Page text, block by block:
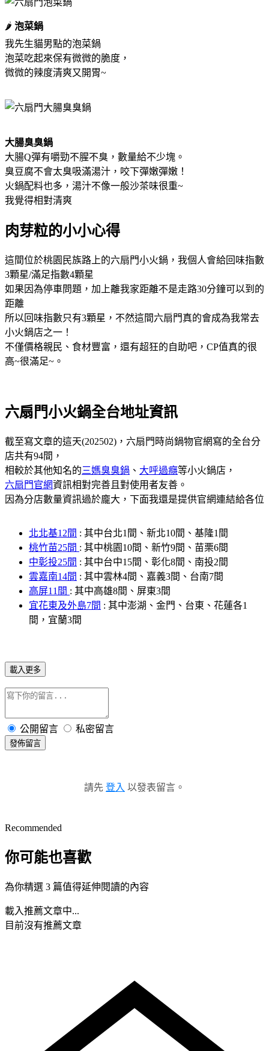
🌶 泡菜鍋
我先生貓男點的泡菜鍋
泡菜吃起來保有微微的脆度，
微微的辣度清爽又開胃~
大腸臭臭鍋
大腸Q彈有嚼勁不腥不臭，數量給不少塊。
臭豆腐不會太臭吸滿湯汁，咬下彈嫩彈嫩！
火鍋配料也多，湯汁不像一般沙茶味很重~
我覺得相對清爽
肉芽粒的小小心得
這間位於桃園民族路上的六扇門小火鍋，我個人會給回味指數
3顆星/滿足指數4顆星
如果因為停車問題，加上離我家距離不是走路30分鐘可以到的
距離
所以回味指數只有3顆星，不然這間六扇門真的會成為我常去
小火鍋店之一！
不僅價格親民、食材豐富，還有超狂的自助吧，CP值真的很
高~很滿足~。
六扇門小火鍋全台地址資訊
截至寫文章的這天(202502)，六扇門時尚鍋物官網寫的全台分
店共有94間，
相較於其他知名的三媽臭臭鍋 、 大呼過癮等小火鍋店，
六扇門官網資訊相對完善且對使用者友善。
因為分店數量資訊過於龐大，下面我還是提供官網連結給各位
北北基12間 : 其中台北1間、新北10間、基隆1間
桃竹苗25間 : 其中桃園10間、新竹9間、苗栗6間
中彰投25間 : 其中台中15間、彰化8間、南投2間
雲嘉南14間 : 其中雲林4間、嘉義3間、台南7間
高屏11間 : 其中高雄8間、屏東3間
宜花東及外島7間 : 其中澎湖、金門、台東、花蓮各1
間，宜蘭3間
載入更多
公開留言 私密留言
發佈留言
請先 登入 以發表留言。
Recommended
你可能也喜歡
為你精選 3 篇值得延伸閱讀的內容
載入推薦文章中...
目前沒有推薦文章